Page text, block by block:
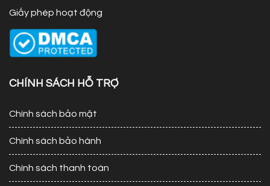
Giấy phép hoạt động
CHÍNH SÁCH HỖ TRỢ
Chính sách bảo mật
Chính sách bảo hành
Chính sách thanh toán